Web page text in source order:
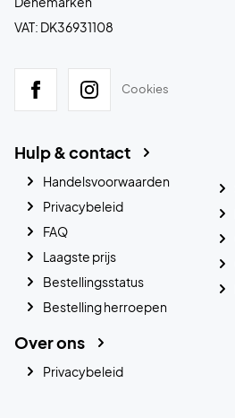
VAT: DK36931108
Cookies
Hulp & contact
Handelsvoorwaarden
Privacybeleid
FAQ
Laagste prijs
Bestellingsstatus
Bestelling herroepen
Over ons
Privacybeleid